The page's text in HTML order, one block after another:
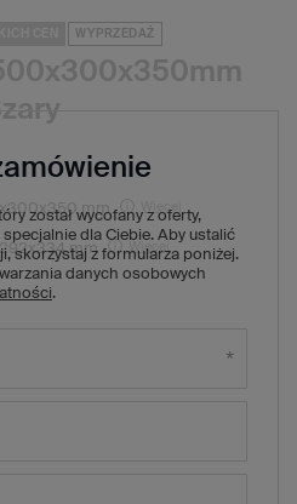
został wycofany z oferty,
dla Ciebie. Aby ustalić
skorzystaj z formularza poniżej.
danych osobowych
.
WYPRZEDAŻ
mm
mm Więcej